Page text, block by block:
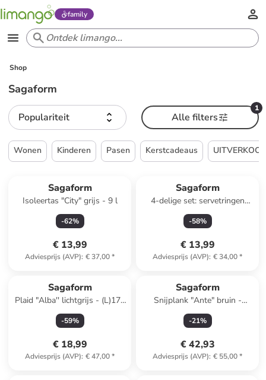
family
Shop
Sagaform
Populariteit
1
Alle filters
Wonen Kinderen Pasen Kerstcadeaus
Sagaform
Isoleertas "City" grijs - 9 l
-62%
€ 13,99
Adviesprijs (AVP): € 37,00*
Sagaform
4-delige set: servetringen
zilverkleurig - Ø 5 cm
-58%
€ 13,99
Adviesprijs (AVP): € 34,00*
Sagaform
Plaid "Alba'' lichtgrijs - (L)170
x (B)130 cm
-59%
€ 18,99
Adviesprijs (AVP): € 47,00*
Sagaform
Snijplank "Ante" bruin -
(L)22,5 x (B)50 x (H)2 cm
-21%
€ 42,93
Adviesprijs (AVP): € 55,00*